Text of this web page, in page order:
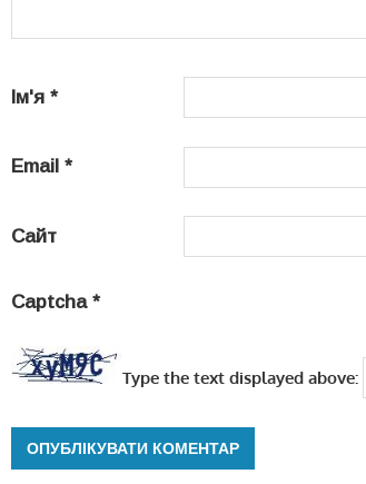
Ім'я *
Email *
Сайт
Captcha *
Type the text displayed above: